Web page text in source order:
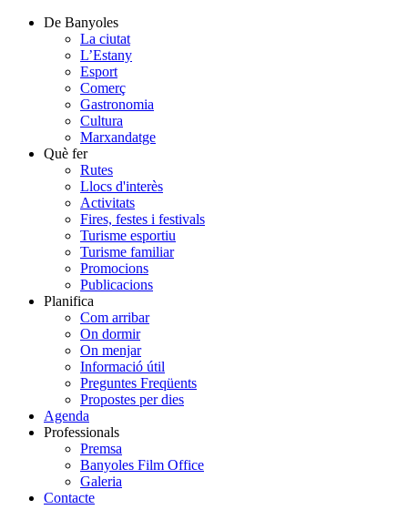
De Banyoles
La ciutat
L’Estany
Esport
Comerç
Gastronomia
Cultura
Marxandatge
Què fer
Rutes
Llocs d'interès
Activitats
Fires, festes i festivals
Turisme esportiu
Turisme familiar
Promocions
Publicacions
Planifica
Com arribar
On dormir
On menjar
Informació útil
Preguntes Freqüents
Propostes per dies
Agenda
Professionals
Premsa
Banyoles Film Office
Galeria
Contacte